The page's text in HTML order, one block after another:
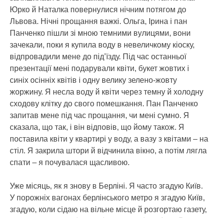
Юрко й Наталка повернулися нічним потягом до
Львова. Нічні прощання важкі. Ольга, Ірина і пан
Панченко пішли зі мною темними вулицями, вони
зачекали, поки я купила воду в невеличкому кіоску,
відпровадили мене до під’їзду. Під час останньої
презентації мені подарували квіти, букет жовтих і
синіх осінніх квітів і одну велику зелено-жовту
жоржину. Я несла воду й квіти через темну й холодну
сходову клітку до свого помешкання. Пан Панченко
запитав мене під час прощання, чи мені сумно. Я
сказала, що так, і він відповів, що йому також. Я
поставила квіти у квартирі у воду, а вазу з квітами – на
стіл. Я закрила штори й відчинила вікно, а потім лягла
спати – я почувалася щасливою.
Уже місяць, як я знову в Берліні. Я часто згадую Київ.
У порожніх вагонах берлінського метро я згадую Київ,
згадую, коли сідаю на вільне місце й розгортаю газету,